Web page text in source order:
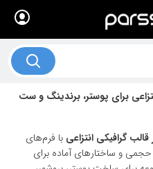
برای پوستر، برندینگ و ست
قالب گرافیکی انتزاعی با فرم‌های
و ساختارهای آماده برای
×